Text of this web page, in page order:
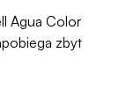
Agua Color
zbyt